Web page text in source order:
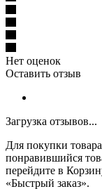
Нет оценок
Оставить отзыв
Загрузка отзывов...
Для покупки
понравившийся
перейдите в
«Быстрый заказ».